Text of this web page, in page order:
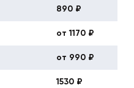
890 ₽
от 1170 ₽
от 990 ₽
1530 ₽